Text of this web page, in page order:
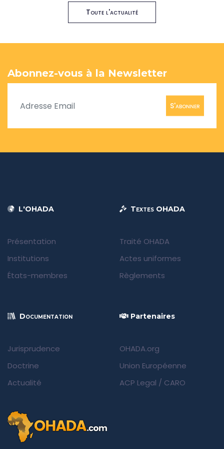
Toute l'actualité
Abonnez-vous à la Newsletter
S'abonner
L'OHADA
Présentation
Institutions
États-membres
Textes OHADA
Traité OHADA
Actes uniformes
Règlements
Documentation
Jurisprudence
Doctrine
Actualité
Partenaires
OHADA.org
Union Européenne
ACP Legal / CARO